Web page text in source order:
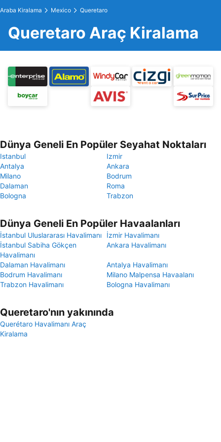
Araba Kiralama Mexico Queretaro
Queretaro Araç Kiralama
Dünya Geneli En Popüler Seyahat Noktaları
Istanbul
Izmir
Antalya
Ankara
Milano
Bodrum
Dalaman
Roma
Bologna
Trabzon
Dünya Geneli En Popüler Havaalanları
İstanbul Uluslararası Havalimanı
İzmir Havalimanı
İstanbul Sabiha Gökçen
Havalimanı
Ankara Havalimanı
Dalaman Havalimanı
Antalya Havalimanı
Bodrum Havalimanı
Milano Malpensa Havaalanı
Trabzon Havalimanı
Bologna Havalimanı
Queretaro'nın yakınında
Querétaro Havalimanı Araç
Kiralama